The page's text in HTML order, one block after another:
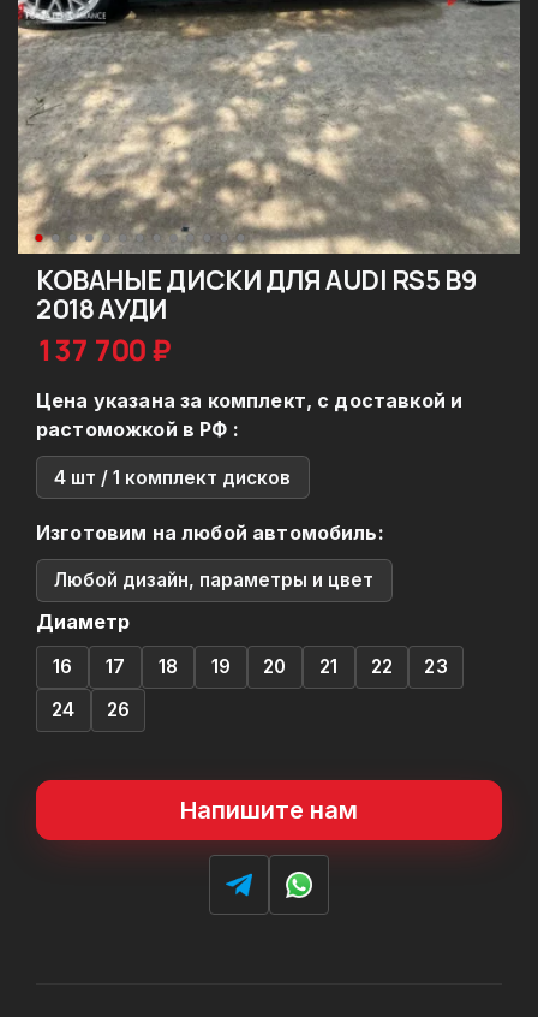
КОВАНЫЕ ДИСКИ ДЛЯ AUDI RS5 B9
2018 АУДИ
137 700 ₽
Цена указана за комплект, с доставкой и
растоможкой в РФ :
4 шт / 1 комплект дисков
Изготовим на любой автомобиль:
Любой дизайн, параметры и цвет
Диаметр
16 17 18 19 20 21 22
23
24
26
Напишите нам